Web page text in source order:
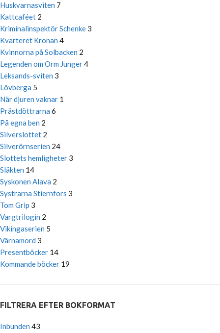
Huskvarnasviten 7
Kattcaféet 2
Kriminalinspektör Schenke 3
Kvarteret Kronan 4
Kvinnorna på Solbacken 2
Legenden om Orm Junger4
Leksands-sviten 3
Lövberga 5
När djuren vaknar 1
Prästdöttrarna 6
På egna ben 2
Silverslottet 2
Silverörnserien 24
Slottets hemligheter 3
Släkten 14
Syskonen Alava 2
Systrarna Stiernfors 3
Tom Grip 3
Vargtrilogin 2
Vikingaserien 5
Värnamord 3
Presentböcker 14
Kommande böcker 19
FILTRERA EFTER BOKFORMAT
Inbunden 43